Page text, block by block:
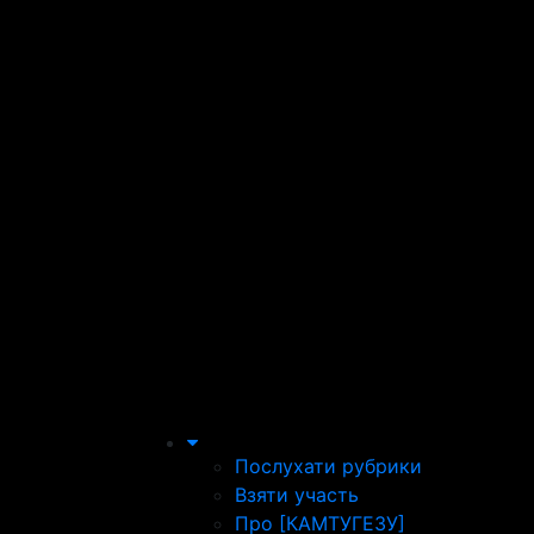
Послухати рубрики
Взяти участь
Про [КАМТУГЕЗУ]